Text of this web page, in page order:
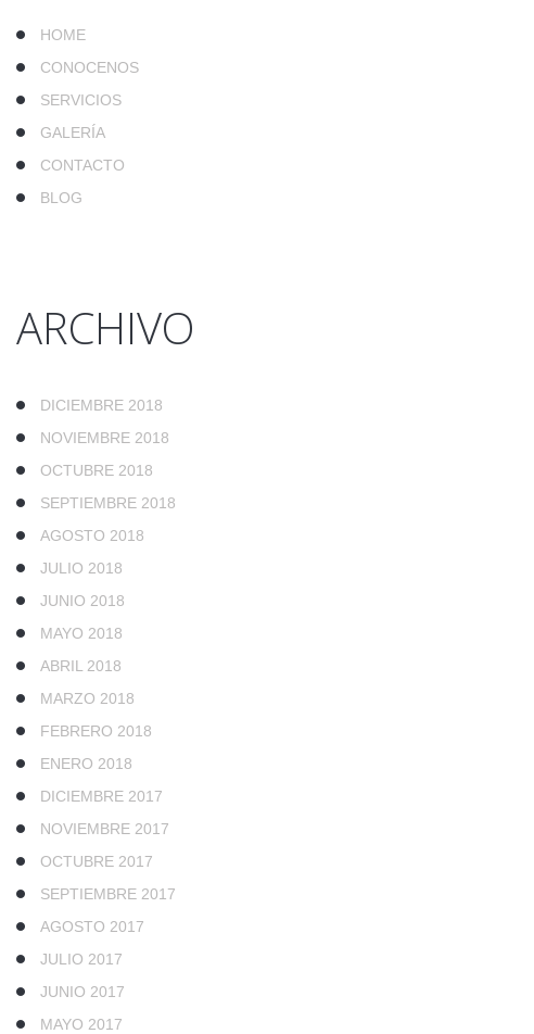
HOME
CONOCENOS
SERVICIOS
GALERÍA
CONTACTO
BLOG
ARCHIVO
DICIEMBRE 2018
NOVIEMBRE 2018
OCTUBRE 2018
SEPTIEMBRE 2018
AGOSTO 2018
JULIO 2018
JUNIO 2018
MAYO 2018
ABRIL 2018
MARZO 2018
FEBRERO 2018
ENERO 2018
DICIEMBRE 2017
NOVIEMBRE 2017
OCTUBRE 2017
SEPTIEMBRE 2017
AGOSTO 2017
JULIO 2017
JUNIO 2017
MAYO 2017